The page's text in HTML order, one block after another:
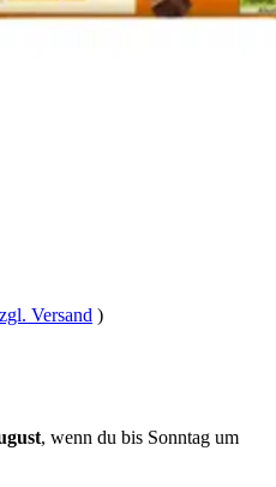
Versand )
, wenn du bis Sonntag um